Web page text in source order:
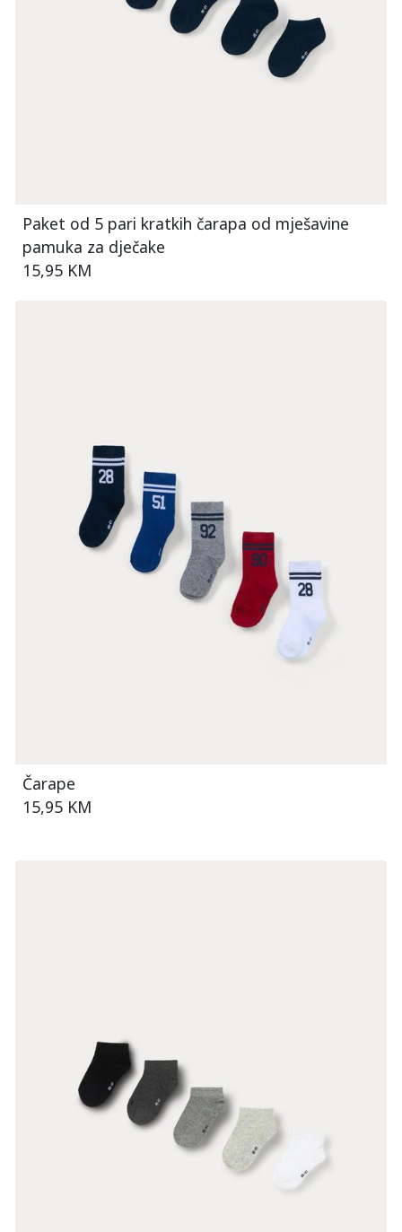
Paket od 5 pari kratkih čarapa od mješavine
pamuka za dječake
15,95 KM
Čarape
15,95 KM